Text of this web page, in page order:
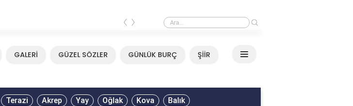
Mirkelam - Tavla Sözleri
‹ ›
GALERİ GÜZEL SÖZLER GÜNLÜK BURÇ ŞİİR
Terazi Akrep Yay Oğlak Kova Balık